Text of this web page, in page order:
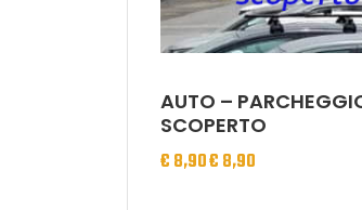
AUTO –
SCOPERTO
€8,90€8,90